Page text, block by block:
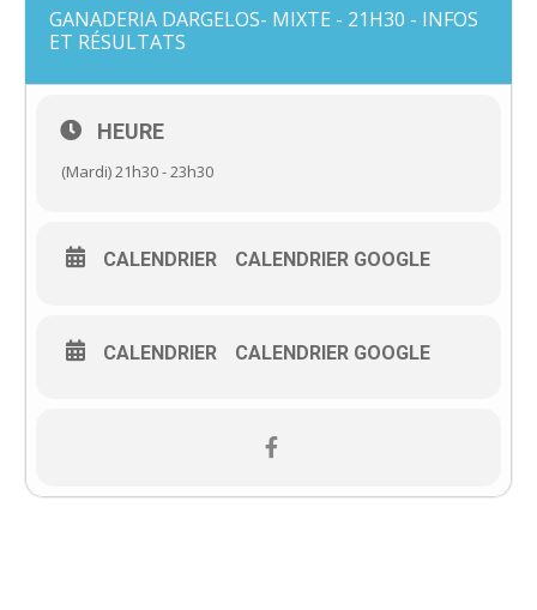
GANADERIA DARGELOS- MIXTE - 21H30 - INFOS
ET RÉSULTATS
HEURE
(Mardi) 21h30 - 23h30
CALENDRIER CALENDRIER GOOGLE
CALENDRIER CALENDRIER GOOGLE